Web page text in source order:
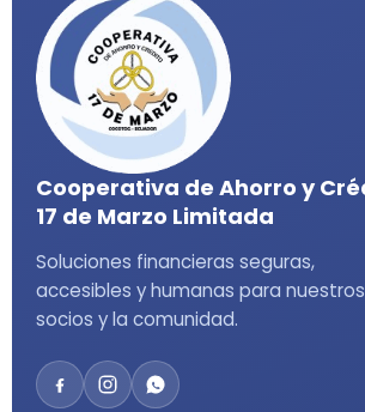
Cooperativa de Ahorro y
17 de Marzo Limitada
Soluciones financieras seguras,
accesibles y humanas para nuestros
socios y la comunidad.